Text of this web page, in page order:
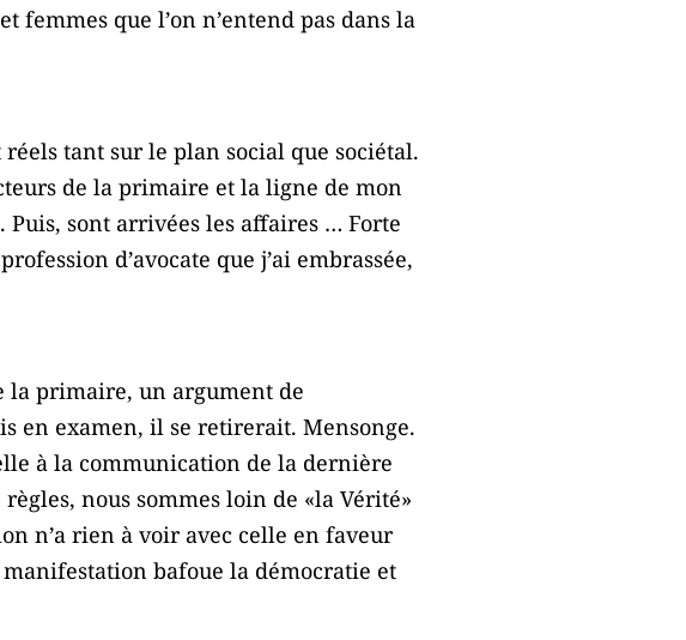
femmes que l’on n’entend pas dans la
tant sur le plan social que sociétal.
de la primaire et la ligne de mon
sont arrivées les affaires … Forte
d’avocate que j’ai embrassée,
la primaire, un argument de
en examen, il se retirerait. Mensonge.
à la communication de la dernière
nous sommes loin de «la Vérité»
n’a rien à voir avec celle en faveur
bafoue la démocratie et